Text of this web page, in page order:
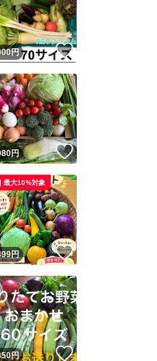
ユーザーの実績について
を満たしたユーザーにバッジを
フリマの基準をクリアした安心・安全
ユーザーはYahoo!フリマの取引を完了さ
ユーザーは他フリマサービスでの取引実
り、発送を保証しているものではありま
ユーザーは高頻度で24時間以内＆設定し
商品の情報をコピーします
止されています
です
出品ページへ
キャンセル
！
円 いいね！
！
円 いいね！
！
円 いいね！
最大10%対象
！
円 いいね！